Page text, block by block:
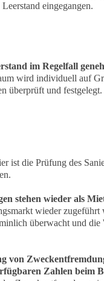
eingegangen.
im Regelfall
wird individuell auf
überprüft und festgelegt.
ist die Prüfung des
stehen wieder als
wieder
überwacht und die
von
Zahlen beim